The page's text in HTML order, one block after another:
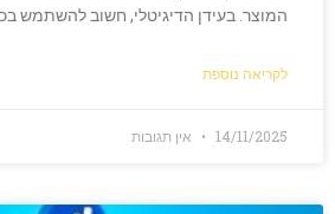
המוצר. בעידן הדיגיטלי, חשוב להשתמש
לקריאה נוספת
14/11/2025 אין תגובות